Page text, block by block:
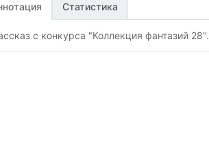
Статистика
с конкурса "Коллекция фантазий 28".